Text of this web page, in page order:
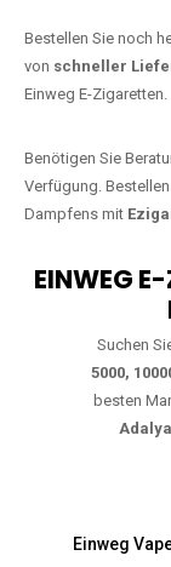
Bestellen Sie noch
von schneller
Einweg E-Zigaretten.
Benötigen Sie
Verfügung.
Dampfens mit
EINWEG
Suchen
5000,
besten
Adalya
Einweg